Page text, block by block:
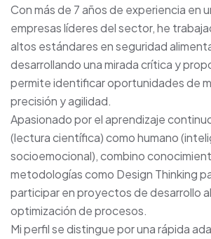
Con más de 7 años de experiencia en
empresas líderes del sector, he
altos estándares en seguridad
desarrollando una mirada crítica y
permite identificar oportunidades de
precisión y agilidad.
Apasionado por el aprendizaje
(lectura científica) como humano
socioemocional), combino
metodologías como Design Thinking
participar en proyectos de desarrollo
optimización de procesos.
Mi perfil se distingue por una rápida